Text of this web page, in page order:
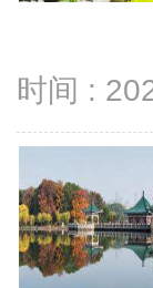
时间 :